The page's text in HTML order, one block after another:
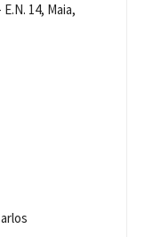
14, Maia,